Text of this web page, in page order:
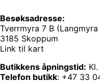
Besøksadresse:
Tverrmyra 7 B
3185 Skoppum
Link til kart
Butikkens åpningstid:
Telefon butikk: +47 33